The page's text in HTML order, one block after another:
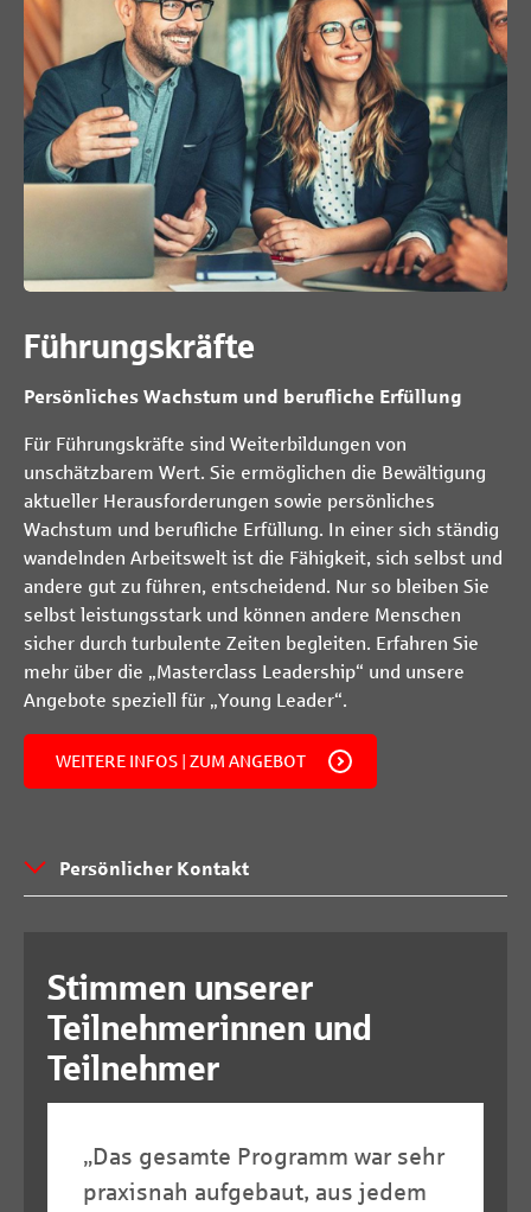
Führungskräfte
Persönliches Wachstum und berufliche Erfüllung
Für Führungskräfte sind Weiterbildungen von
unschätzbarem Wert. Sie ermöglichen die Bewältigung
aktueller Herausforderungen sowie persönliches
Wachstum und berufliche Erfüllung. In einer sich ständig
wandelnden Arbeitswelt ist die Fähigkeit, sich selbst und
andere gut zu führen, entscheidend. Nur so bleiben Sie
selbst leistungsstark und können andere Menschen
sicher durch turbulente Zeiten begleiten. Erfahren Sie
mehr über die „Masterclass Leadership“ und unsere
Angebote speziell für „Young Leader“.
WEITERE INFOS | ZUM ANGEBOT
Persönlicher Kontakt
Stimmen unserer
Teilnehmerinnen und
Teilnehmer
„Das gesamte Programm war sehr
praxisnah aufgebaut, aus jedem